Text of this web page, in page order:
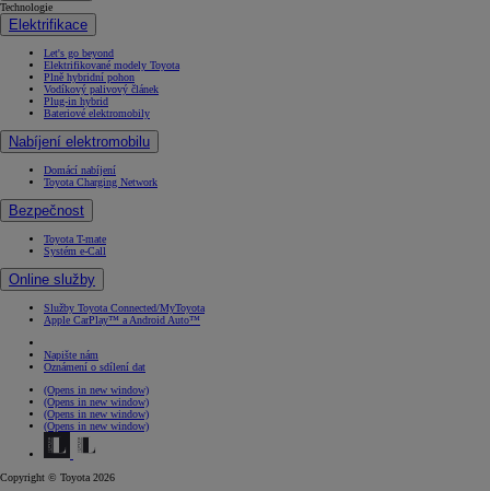
Technologie
Elektrifikace
Let's go beyond
Elektrifikované modely Toyota
Plně hybridní pohon
Vodíkový palivový článek
Plug-in hybrid
Bateriové elektromobily
Nabíjení elektromobilu
Domácí nabíjení
Toyota Charging Network
Bezpečnost
Toyota T-mate
Systém e-Call
Online služby
Služby Toyota Connected/MyToyota
Apple CarPlay™ a Android Auto™
Napište nám
Oznámení o sdílení dat
(Opens in new window)
(Opens in new window)
(Opens in new window)
(Opens in new window)
Copyright © Toyota 2026